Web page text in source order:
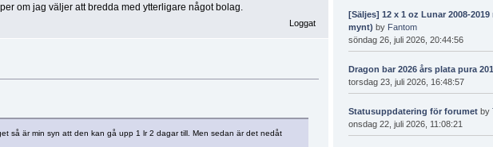
om jag väljer att bredda med ytterligare något bolag.
Loggat
så är min syn att den kan gå upp 1 lr 2 dagar till. Men sedan är det nedåt
[Säljes] 12 x 1 oz Lunar 2008-
mynt) by Fantom
söndag 26, juli 2026, 20:44:56
Dragon bar 2026 års plata pura
torsdag 23, juli 2026, 16:48:57
Statusuppdatering för forumet by
onsdag 22, juli 2026, 11:08:21